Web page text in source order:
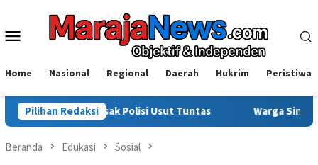
konten
Menu
Home Nasional Regional Daerah Hukrim Peristiwa
Pilihan Redaksi
Usut Tuntas Warga Sinjai Tewas Dikeroyok di
Beranda Edukasi Sosial